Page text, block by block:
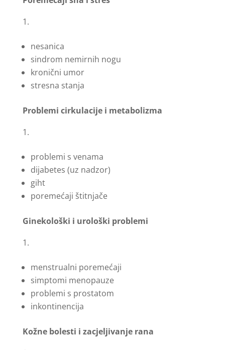
nesanica
sindrom nemirnih nogu
kronični umor
stresna stanja
Problemi cirkulacije i metabolizma
problemi s venama
dijabetes (uz nadzor)
giht
poremećaji štitnjače
Ginekološki i urološki problemi
menstrualni poremećaji
simptomi menopauze
problemi s prostatom
inkontinencija
Kožne bolesti i zacjeljivanje rana